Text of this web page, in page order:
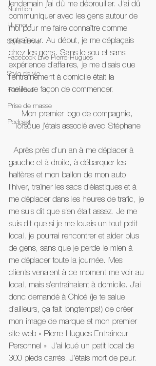
Nutrition
Humour
Style de vie
Facebook Live Pierre-Hugues
Style de vie
Femmes
Prise de masse
Podcast
lendemain j’ai dû me débrouiller. J’ai dû
communiquer avec les gens autour de
moi pour me faire connaître comme
entraîneur. Au début, je me déplaçais
chez les gens. Sans le sou et sans
expérience d’affaires, je me disais que
l’entraînement à domicile était la
meilleure façon de commencer.
Mon premier logo de compagnie,
lorsque j’étais associé avec Stéphane
Après près d’un an à me déplacer à
gauche et à droite, à débarquer les
haltères et mon ballon de mon auto
l’hiver, traîner les sacs d’élastiques et à
me déplacer dans les heures de trafic, je
me suis dit que s’en était assez. Je me
suis dit que si je me louais un tout petit
local, je pourrai rencontrer et aider plus
de gens, sans que je perde le mien à
me déplacer toute la journée. Mes
clients venaient à ce moment me voir au
local, mais s’entraînaient à domicile. J’ai
donc demandé à Chloé (je te salue
d’ailleurs, ça fait longtemps!) de créer
mon image de marque et mon premier
site web « Pierre-Hugues Entraîneur
Personnel ». J’ai loué un petit local de
300 pieds carrés. J’étais mort de peur.